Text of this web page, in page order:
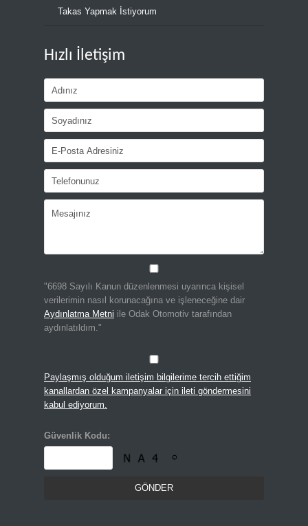
Takas Yapmak İstiyorum
Hızlı İletişim
"6698 Sayılı Kanun düzenlenmesi uyarınca kişisel
verilerimin nasıl korunacağına ve işleneceğine dair
Aydınlatma Metni ile Odak Otomotiv tarafından
aydınlatıldım."
Paylaşmış olduğum iletişim bilgilerime tercih ettiğim
kanallardan özel kampanyalar için ileti göndermesini
kabul ediyorum.
Güvenlik Kodu: